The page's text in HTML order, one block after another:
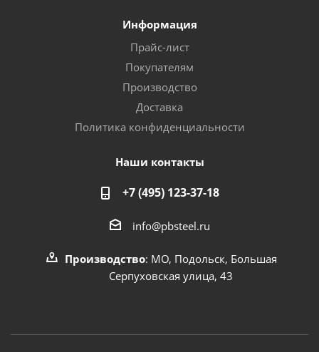
Информация
Прайс-лист
Покупателям
Производство
Доставка
Политика конфиденциальности
Наши контакты
+7 (495) 123-37-18
info@pbsteel.ru
Производство: МО, Подольск, Большая
Серпуховская улица, 43